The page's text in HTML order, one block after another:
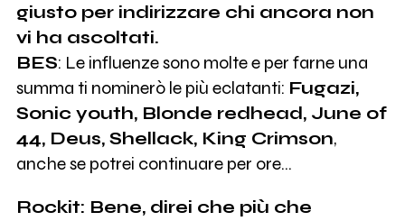
giusto per indirizzare chi ancora non
vi ha ascoltati.
BES: Le influenze sono molte e per farne una
summa ti nominerò le più eclatanti: Fugazi,
Sonic youth, Blonde redhead, June of
44, Deus, Shellack, King Crimson,
anche se potrei continuare per ore...
Rockit: Bene, direi che più che